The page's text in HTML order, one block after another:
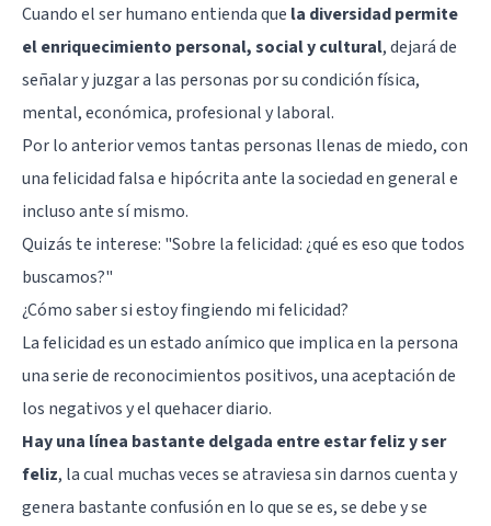
Cuando el ser humano entienda que la diversidad permite
el enriquecimiento personal, social y cultural, dejará de
señalar y juzgar a las personas por su condición física,
mental, económica, profesional y laboral.
Por lo anterior vemos tantas personas llenas de miedo, con
una felicidad falsa e hipócrita ante la sociedad en general e
incluso ante sí mismo.
Quizás te interese: "Sobre la felicidad: ¿qué es eso que todos
buscamos?"
¿Cómo saber si estoy fingiendo mi felicidad?
La felicidad es un estado anímico que implica en la persona
una serie de reconocimientos positivos, una aceptación de
los negativos y el quehacer diario.
Hay una línea bastante delgada entre estar feliz y ser
feliz, la cual muchas veces se atraviesa sin darnos cuenta y
genera bastante confusión en lo que se es, se debe y se